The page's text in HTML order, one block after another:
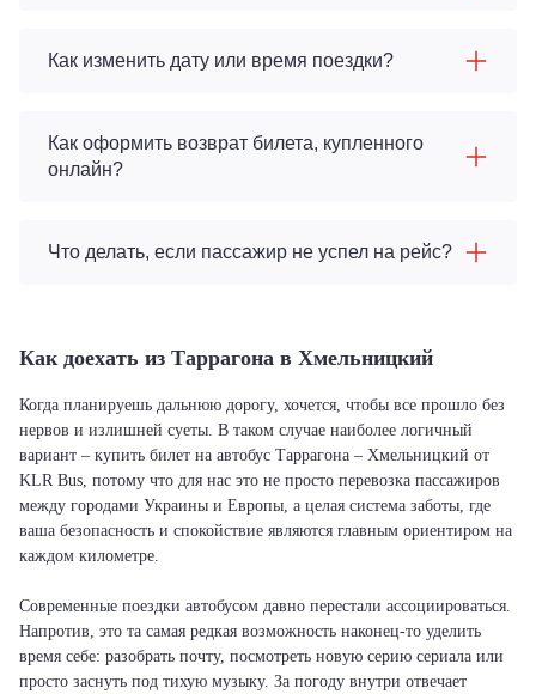
Как изменить дату или время поездки?
Как оформить возврат билета, купленного
онлайн?
Что делать, если пассажир не успел на рейс?
Как доехать из Таррагона в Хмельницкий
Когда планируешь дальнюю дорогу, хочется, чтобы все прошло без
нервов и излишней суеты. В таком случае наиболее логичный
вариант – купить билет на автобус Таррагона – Хмельницкий от
KLR Bus, потому что для нас это не просто перевозка пассажиров
между городами Украины и Европы, а целая система заботы, где
ваша безопасность и спокойствие являются главным ориентиром на
каждом километре.
Современные поездки автобусом давно перестали ассоциироваться.
Напротив, это та самая редкая возможность наконец-то уделить
время себе: разобрать почту, посмотреть новую серию сериала или
просто заснуть под тихую музыку. За погоду внутри отвечает